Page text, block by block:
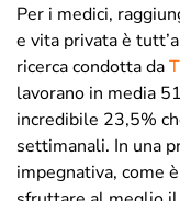
Per i medici,
e vita privata è
ricerca condotta da
lavorano in media
incredibile 23,5%
settimanali. In una
impegnativa, come